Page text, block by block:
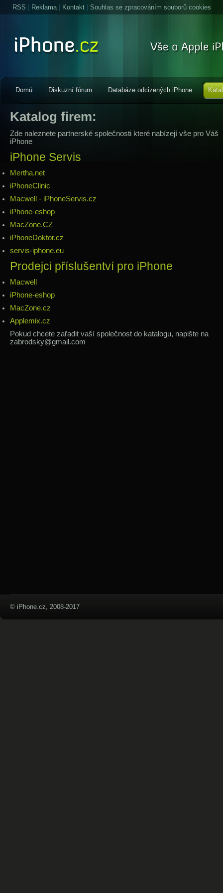
RSS Reklama| Kontakt Souhlas se zpracováním souborů cookies
Domů Diskuzní fórum Databáze odcizených iPhone
Katalog firem:
Zde naleznete partnerské společnosti které nabízejí vše pro Váš
iPhone
iPhone Servis
Mertha.net
iPhoneClinic
Macwell - iPhoneServis.cz
iPhone-eshop
MacZone.CZ
iPhoneDoktor.cz
servis-iphone.eu
Prodejci příslušentví pro iPhone
Macwell
iPhone-eshop
MacZone.cz
Applemix.cz
Pokud chcete zařadit vaší společnost do katalogu, napište na
zabrodsky@gmail.com
© iPhone.cz, 2008-2017